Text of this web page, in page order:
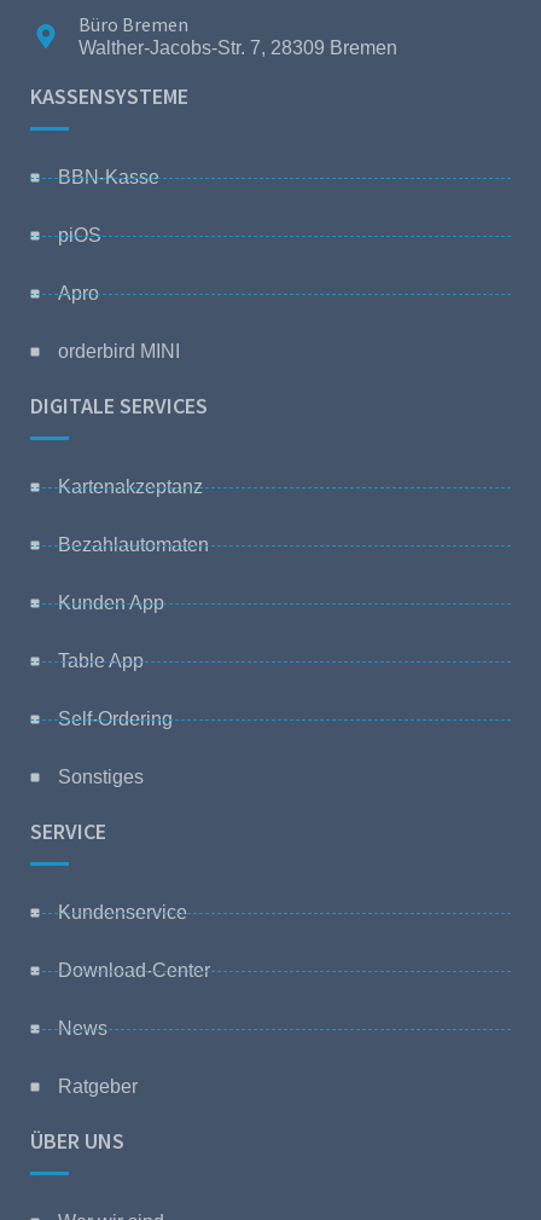
Büro Bremen
Walther-Jacobs-Str. 7, 28309 Bremen
KASSENSYSTEME
BBN-Kasse
piOS
Apro
orderbird MINI
DIGITALE SERVICES
Kartenakzeptanz
Bezahlautomaten
Kunden App
Table App
Self-Ordering
Sonstiges
SERVICE
Kundenservice
Download-Center
News
Ratgeber
ÜBER UNS